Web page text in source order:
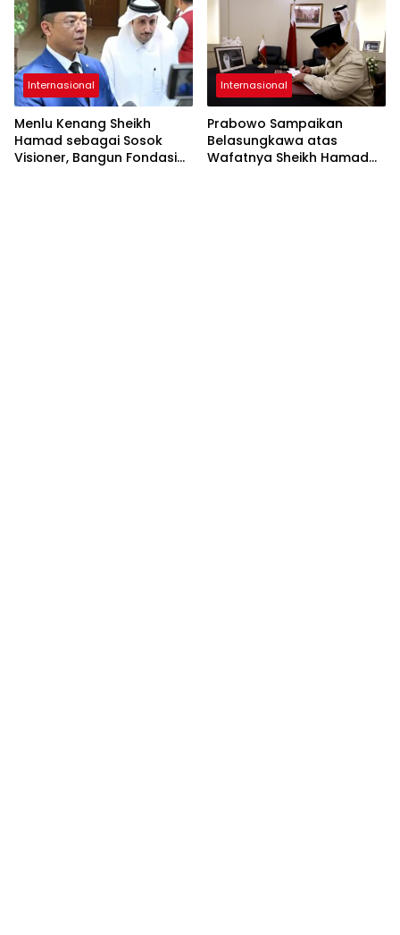
Internasional
Menlu Kenang Sheikh
Hamad sebagai Sosok
Visioner, Bangun Fondasi
Internasional
Prabowo Sampaikan
Belasungkawa atas
Wafatnya Sheikh Hamad